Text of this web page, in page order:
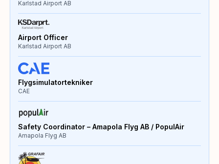
Karlstad Airport AB
Airport Officer
Karlstad Airport AB
Flygsimulatortekniker
CAE
Safety Coordinator – Amapola Flyg AB / PopulAir
Amapola Flyg AB